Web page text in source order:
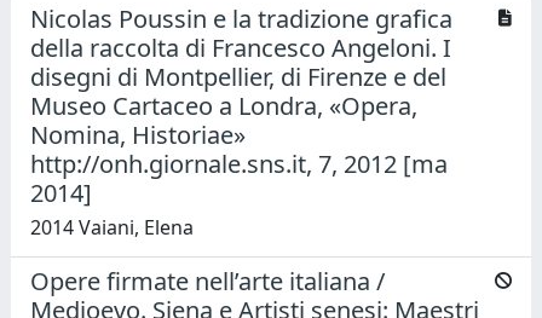
Nicolas Poussin e la tradizione grafica
della raccolta di Francesco Angeloni. I
disegni di Montpellier, di Firenze e del
Museo Cartaceo a Londra, «Opera,
Nomina, Historiae»
http://onh.giornale.sns.it, 7, 2012 [ma
2014]
2014 Vaiani, Elena
Opere firmate nell’arte italiana /
Medioevo. Siena e Artisti senesi: Maestri